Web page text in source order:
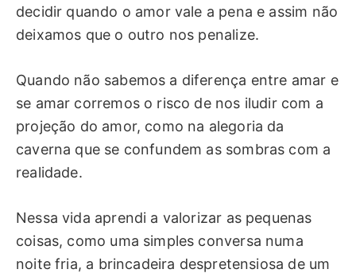
decidir quando o amor vale a pena e assim não
deixamos que o outro nos penalize.
Quando não sabemos a diferença entre amar e
se amar corremos o risco de nos iludir com a
projeção do amor, como na alegoria da
caverna que se confundem as sombras com a
realidade.
Nessa vida aprendi a valorizar as pequenas
coisas, como uma simples conversa numa
noite fria, a brincadeira despretensiosa de um